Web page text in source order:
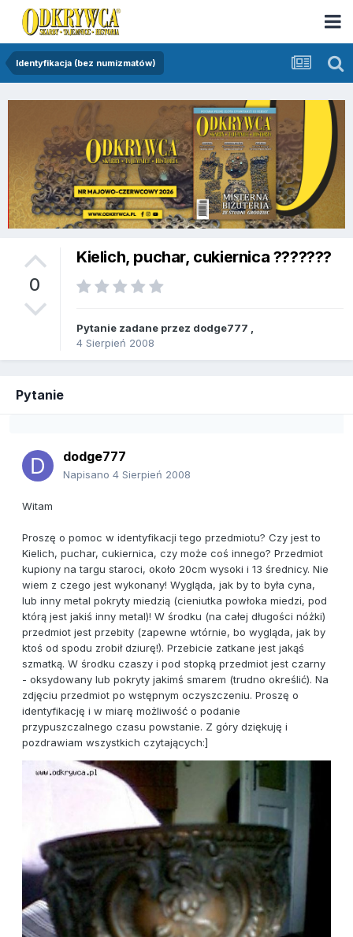
Identyfikacja (bez numizmatów)
0
Kielich, puchar, cukiernica ???????
Pytanie zadane przez dodge777
4 Sierpień 2008
Pytanie
dodge777
Napisano 4 Sierpień 2008
Witam
Proszę o pomoc w identyfikacji tego przedmiotu? Czy jest to
Kielich, puchar, cukiernica, czy może coś innego? Przedmiot
kupiony na targu staroci, około 20cm wysoki i 13 średnicy. Nie
wiem z czego jest wykonany! Wygląda, jak by to była cyna,
lub inny metal pokryty miedzią (cieniutka powłoka miedzi, pod
którą jest jakiś inny metal)! W środku (na całej długości nóżki)
przedmiot jest przebity (zapewne wtórnie, bo wygląda, jak by
ktoś od spodu zrobił dziurę!). Przebicie zatkane jest jakąś
szmatką. W środku czaszy i pod stopką przedmiot jest czarny
- oksydowany lub pokryty jakimś smarem (trudno określić). Na
zdjęciu przedmiot po wstępnym oczyszczeniu. Proszę o
identyfikację i w miarę możliwość o podanie
przypuszczalnego czasu powstanie. Z góry dziękuję i
pozdrawiam wszystkich czytających:]